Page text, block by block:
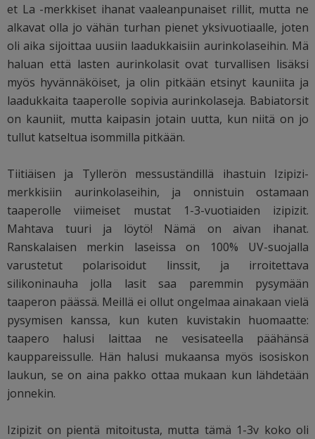
et La -merkkiset ihanat vaaleanpunaiset rillit, mutta ne
alkavat olla jo vähän turhan pienet yksivuotiaalle, joten
oli aika sijoittaa uusiin laadukkaisiin aurinkolaseihin. Mä
haluan että lasten aurinkolasit ovat turvallisen lisäksi
myös hyvännäköiset, ja olin pitkään etsinyt kauniita ja
laadukkaita taaperolle sopivia aurinkolaseja. Babiatorsit
on kauniit, mutta kaipasin jotain uutta, kun niitä on jo
tullut katseltua isommilla pitkään.
Tiitiäisen ja Tyllerön messuständillä ihastuin Izipizi-
merkkisiin aurinkolaseihin, ja onnistuin ostamaan
taaperolle viimeiset mustat 1-3-vuotiaiden izipizit.
Mahtava tuuri ja löytö! Nämä on aivan ihanat.
Ranskalaisen merkin laseissa on 100% UV-suojalla
varustetut polarisoidut linssit, ja irroitettava
silikoninauha jolla lasit saa paremmin pysymään
taaperon päässä. Meillä ei ollut ongelmaa ainakaan vielä
pysymisen kanssa, kun kuten kuvistakin huomaatte:
taapero halusi laittaa ne vesisateella päähänsä
kauppareissulle. Hän halusi mukaansa myös isosiskon
laukun, se on aina pakko ottaa mukaan kun lähdetään
jonnekin.
Izipizit on pientä mitoitusta, mutta tämä 1-3v koko oli